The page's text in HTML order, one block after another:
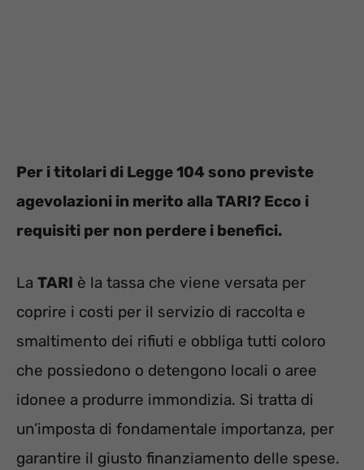
Per i titolari di Legge 104 sono previste
agevolazioni in merito alla TARI? Ecco i
requisiti per non perdere i benefici.
La TARI è la tassa che viene versata per
coprire i costi per il servizio di raccolta e
smaltimento dei rifiuti e obbliga tutti coloro
che possiedono o detengono locali o aree
idonee a produrre immondizia. Si tratta di
un’imposta di fondamentale importanza, per
garantire il giusto finanziamento delle spese.